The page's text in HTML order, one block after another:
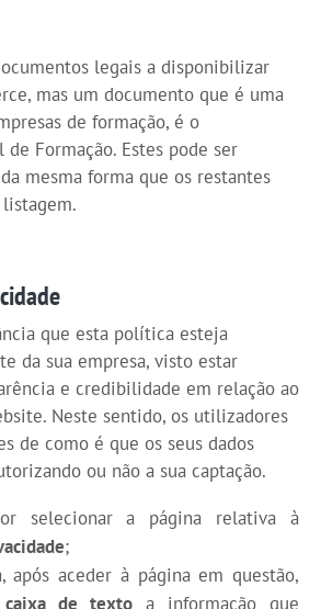
legais a disponibilizar
mas um documento que é uma
de formação, é o
de Formação. Estes pode ser
mesma forma que os restantes
que esta política esteja
da sua empresa, visto estar
e credibilidade em relação ao
Neste sentido, os utilizadores
de como é que os seus dados
ou não a sua captação.
selecionar a página relativa à
;
após aceder à página em questão,
caixa de texto a informação que